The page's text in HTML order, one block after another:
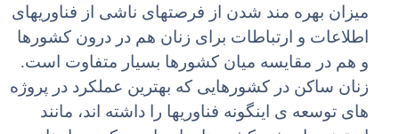
میزان بهره مند شدن از فرصتهای ناشی از فناوریهای
اطلاعات و ارتباطات برای زنان هم در درون کشورها
و هم در مقایسه میان کشورها بسیار متفاوت است.
زنان ساکن در کشورهایی که بهترین عملکرد در پروژه
های توسعه ی اینگونه فناوریها را داشته اند، مانند